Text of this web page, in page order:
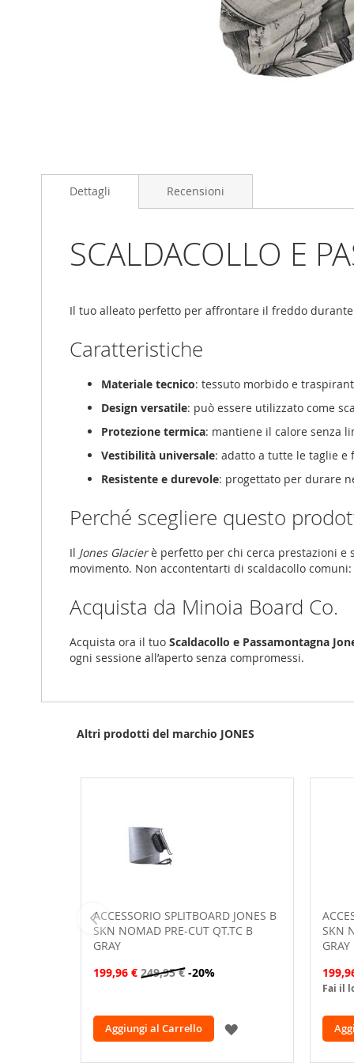
to
images
Dettagli
SCALDACOLLO E
Il tuo alleato perfetto per affrontare il freddo
Caratteristiche
Materiale tecnico: tessuto morbido e
Design versatile: può essere utilizzato come
Protezione termica: mantiene il calore senza
Vestibilità universale: adatto a tutte le taglie e
Resistente e durevole: progettato per durare
Perché scegliere questo
Il Jones Glacierè perfetto per chi cerca prestazioni e
movimento. Non accontentarti di scaldacollo
Acquista da Minoia Board Co.
Acquista ora il tuo Scaldacollo e Passamontagna
ogni sessione all’aperto senza compromessi.
Recensioni
Altri prodotti del marchio JONES
ACCESSORIO SPLITBOARD JONES B
SKN NOMAD PRE-CUT QT.TC B
GRAY
199,96 € 249,95 € -20%
Aggiungi al Carrello
AGGIUNGI
SKN
GRAY
Fai il